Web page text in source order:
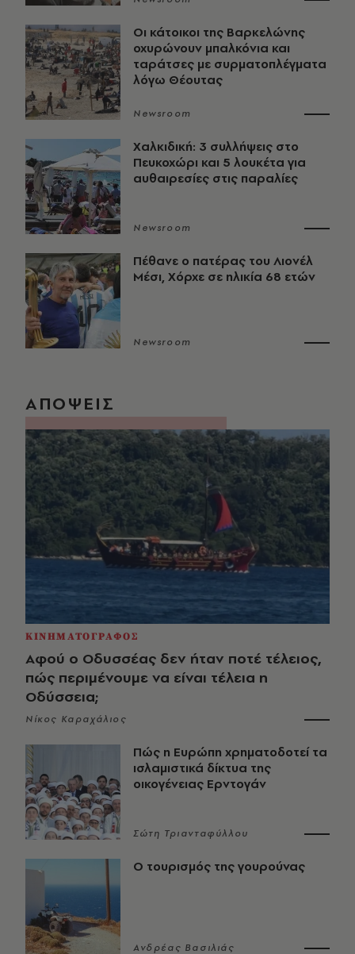
Οι κάτοικοι της Βαρκελώνης
οχυρώνουν μπαλκόνια και
ταράτσες με συρματοπλέγματα
λόγω Θέουτας
Newsroom
Χαλκιδική: 3 συλλήψεις στο
Πευκοχώρι και 5 λουκέτα για
αυθαιρεσίες στις παραλίες
Newsroom
Πέθανε ο πατέρας του Λιονέλ
Μέσι, Χόρχε σε ηλικία 68 ετών
Newsroom
ΑΠΟΨΕΙΣ
ΚΙΝΗΜΑΤΟΓΡΑΦΟΣ
Αφού ο Οδυσσέας δεν ήταν ποτέ τέλειος,
πώς περιμένουμε να είναι τέλεια η
Οδύσσεια;
Νίκος Καραχάλιος
Πώς η Ευρώπη χρηματοδοτεί τα
ισλαμιστικά δίκτυα της
οικογένειας Ερντογάν
Σώτη Τριανταφύλλου
Ο τουρισμός της γουρούνας
Ανδρέας Βασιλιάς